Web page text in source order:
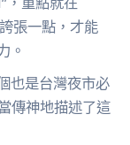
張一點，才能
。
也是台灣夜市必
傳神地描述了這